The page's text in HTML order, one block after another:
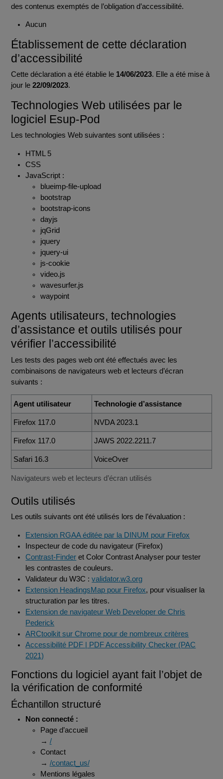
des contenus exemptés de l’obligation d’accessibilité.
Aucun
Établissement de cette déclaration
d’accessibilité
Cette déclaration a été établie le 14/06/2023. Elle a été mise à
jour le 22/09/2023.
Technologies Web utilisées par le
logiciel Esup-Pod
Les technologies Web suivantes sont utilisées :
HTML 5
CSS
JavaScript :
blueimp-file-upload
bootstrap
bootstrap-icons
dayjs
jqGrid
jquery
jquery-ui
js-cookie
video.js
wavesurfer.js
waypoint
Agents utilisateurs, technologies
d’assistance et outils utilisés pour
vérifier l’accessibilité
Les tests des pages web ont été effectués avec les
combinaisons de navigateurs web et lecteurs d’écran
suivants :
Navigateurs web et lecteurs d’écran utilisés
Agent utilisateur Technologie d’assistance
Firefox 117.0 NVDA 2023.1
Firefox 117.0 JAWS 2022.2211.7
Safari 16.3 VoiceOver
Outils utilisés
Les outils suivants ont été utilisés lors de l’évaluation :
Extension RGAA éditée par la DINUM pour Firefox
Inspecteur de code du navigateur (Firefox)
Contrast-Finder et Color Contrast Analyser pour tester
les contrastes de couleurs.
Validateur du W3C :validator.w3.org
Extension HeadingsMap pour Firefox, pour visualiser la
structuration par les titres.
Extension de navigateur Web Developer de Chris
Pederick
ARCtoolkit sur Chrome pour de nombreux critères
Accessibilité PDF | PDF Accessibility Checker (PAC
2021)
Fonctions du logiciel ayant fait l’objet de
la vérification de conformité
Échantillon structuré
Non connecté :
Page d’accueil
→ /
Contact
→ /contact_us/
Mentions légales